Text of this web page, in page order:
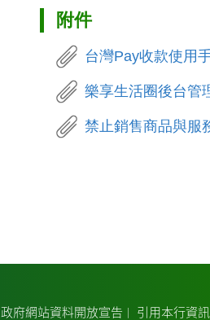
附件
台灣Pay收款使用
樂享生活圈後台管
禁止銷售商品與服
政府網站資料開放宣告 ｜ 引用本行資